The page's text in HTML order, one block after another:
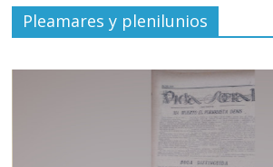
Pleamares y plenilunios